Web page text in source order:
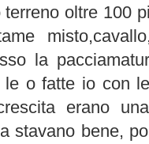
oltre 100
la
o fatte io con
erano
stavano bene,